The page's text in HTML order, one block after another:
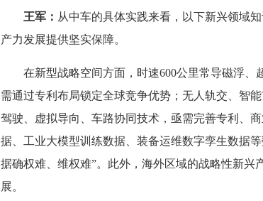
王军： 从中车的具体实践来看，以下新兴领域
产力发展提供坚实保障。
在新型战略空间方面，时速600公里常导磁浮、
需通过专利布局锁定全球竞争优势；无人轨交、智
驾驶、虚拟导向、车路协同技术，亟需完善专利、
据、工业大模型训练数据、装备运维数字孪生数据
据确权难、维权难”。此外，海外区域的战略性新
展。